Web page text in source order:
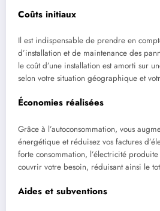
Coûts initiaux
Il est indispensable de prendre en
d’installation et de maintenance des
le coût d’une installation est amorti sur
selon votre situation géographique et
Économies réalisées
Grâce à l’autoconsommation, vous
énergétique et réduisez vos factures
forte consommation, l’électricité
couvrir votre besoin, réduisant ainsi le
Aides et subventions